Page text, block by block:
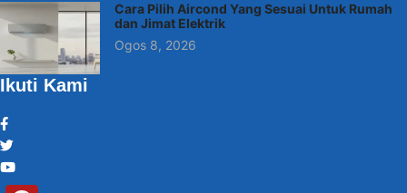
Cara Pilih Aircond Yang Sesuai Untuk Rumah
dan Jimat Elektrik
Ogos 8, 2026
Ikuti Kami